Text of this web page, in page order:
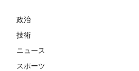
政治
技術
ニュース
スポーツ